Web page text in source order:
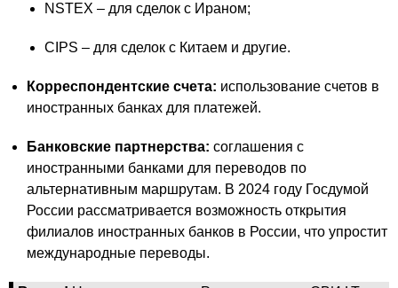
NSTEX – для сделок с Ираном;
CIPS – для сделок с Китаем и другие.
Корреспондентские счета: использование счетов в
иностранных банках для платежей.
Банковские партнерства: соглашения с
иностранными банками для переводов по
альтернативным маршрутам. В 2024 году Госдумой
России рассматривается возможность открытия
филиалов иностранных банков в России, что упростит
международные переводы.